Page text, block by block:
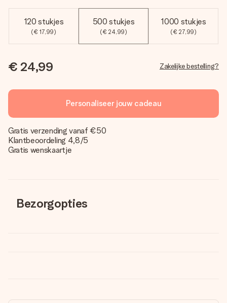
120 stukjes
(€ 17,99)
500 stukjes
(€ 24,99)
1000 stukjes
(€ 27,99)
€ 24,99 Zakelijke bestelling?
Personaliseer jouw cadeau
Gratis verzending vanaf €50
Klantbeoordeling 4,8/5
Gratis wenskaartje
Bezorgopties